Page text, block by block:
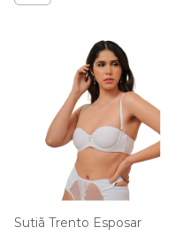
Sutiã Trento Esposar